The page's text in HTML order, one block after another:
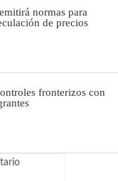
normas para
de precios
fronterizos con